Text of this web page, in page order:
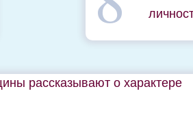
рассказывают о характере